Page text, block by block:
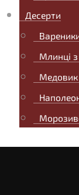
Десерти
Млинці